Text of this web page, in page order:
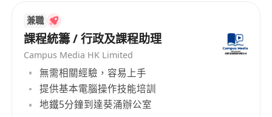
兼職
課程統籌 / 行政及課程助理
Campus Media HK Limited
無需相關經驗，容易上手
提供基本電腦操作技能培訓
地鐵5分鐘到達葵涌辦公室